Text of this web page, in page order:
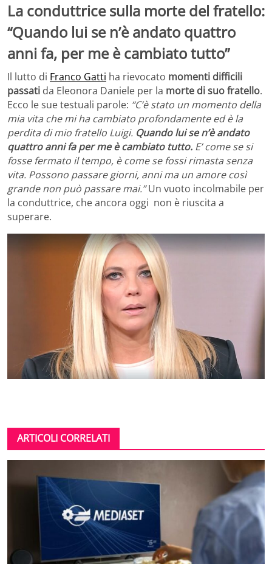
La conduttrice sulla morte del fratello:
“Quando lui se n’è andato quattro
anni fa, per me è cambiato tutto”
Il lutto di Franco Gatti ha rievocato momenti difficili
passati da Eleonora Daniele per la morte di suo fratello.
Ecco le sue testuali parole: “C’è stato un momento della
mia vita che mi ha cambiato profondamente ed è la
perdita di mio fratello Luigi. Quando lui se n’è andato
quattro anni fa per me è cambiato tutto. E’ come se si
fosse fermato il tempo, è come se fossi rimasta senza
vita. Possono passare giorni, anni ma un amore così
grande non può passare mai.”Un vuoto incolmabile per
la conduttrice, che ancora oggi non è riuscita a
superare.
ARTICOLI CORRELATI